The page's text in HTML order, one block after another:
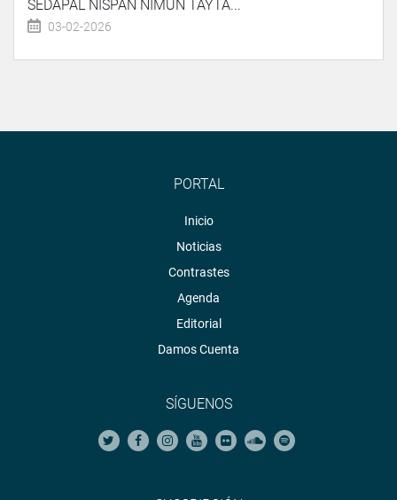
SEDAPAL NISPAN NIMUN TAYTA...
03-02-2026
PORTAL
Inicio
Noticias
Contrastes
Agenda
Editorial
Damos Cuenta
SÍGUENOS